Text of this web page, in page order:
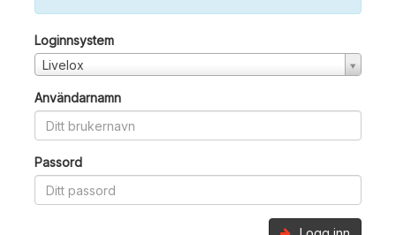
Loginnsystem
Livelox
Användarnamn
Passord